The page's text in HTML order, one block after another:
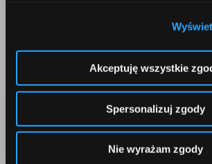
Akceptuję wszystkie
Spersonalizuj zgody
Nie wyrażam zgody
Telefon
+48 22 642 91 19